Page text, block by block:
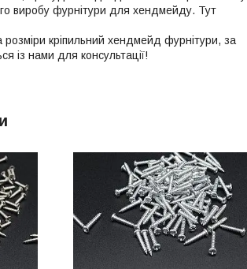
виробу фурнітури для хендмейду. Тут
кріпильний хендмейд фурнітури, за
із нами для консультації!